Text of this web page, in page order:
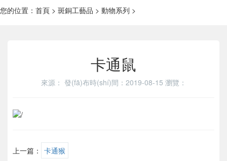
您的位置： 首頁 > 斑銅工藝品 > 動物系列 >
卡通鼠
來源： 發(fā)布時(shí)間：2019-08-15 瀏覽：
上一篇： 卡通猴